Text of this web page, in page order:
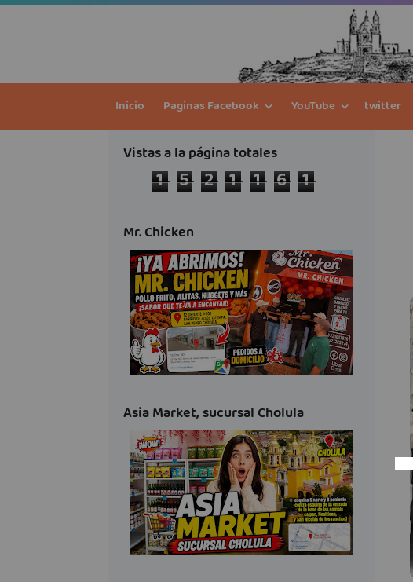
Inicio Paginas Facebook YouTube twitter
Vistas a la página totales
1 5 2 1 1 6 1
Mr. Chicken
Asia Market, sucursal Cholula